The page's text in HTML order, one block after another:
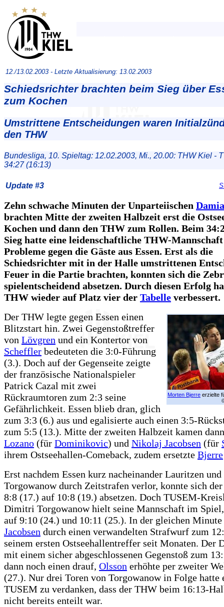
12./13.02.2003 - Letzte Aktualisierung: 13.02.2003
Schiedsrichter brachten beim Sieg über
zum Kochen
Umstrittene Entscheidungen waren
den THW
Bundesliga, 10. Spieltag: 12.02.2003, Mi., 20.00: THW Kiel -
34:27 (16:13)
Update #3
Zehn schwache Minuten der Unparteiischen
brachten Mitte der zweiten Halbzeit erst die
Kochen und dann den THW zum Rollen. Beim
Sieg hatte eine leidenschaftliche THW-
Probleme gegen die Gäste aus Essen. Erst als die
Schiedsrichter mit in der Halle umstrittenen
Feuer in die Partie brachten, konnten sich die
spielentscheidend absetzen. Durch diesen Erfolg
THW wieder auf Platz vier der Tabelle verbessert.
Morten Bjerre erzielte
Der THW legte gegen Essen einen
Blitzstart hin. Zwei Gegenstoßtreffer
von Lövgren und ein Kontertor von
Scheffler bedeuteten die 3:0-Führung
(3.). Doch auf der Gegenseite zeigte
der französische Nationalspieler
Patrick Cazal mit zwei
Rückraumtoren zum 2:3 seine
Gefährlichkeit. Essen blieb dran, glich
zum 3:3 (6.) aus und egalisierte auch einen 3:5-
zum 5:5 (13.). Mitte der zweiten Halbzeit kamen
Lozano (für Dominikovic) und Nikolaj Jacobsen (für
ihrem Ostseehallen-Comeback, zudem ersetzte Bjerre
Erst nachdem Essen kurz nacheinander Lauritzen und
Torgowanow durch Zeitstrafen verlor, konnte sich
8:8 (17.) auf 10:8 (19.) absetzen. Doch TUSEM-
Dimitri Torgowanow hielt seine Mannschaft im
auf 9:10 (24.) und 10:11 (25.). In der gleichen
Jacobsen durch einen verwandelten Strafwurf zum
seinem ersten Ostseehallentreffer seit Monaten. Der
mit einem sicher abgeschlossenen Gegenstoß zum
dann noch einen drauf, Olsson erhöhte per zweiter
(27.). Nur drei Toren von Torgowanow in Folge hatte
TUSEM zu verdanken, dass der THW beim 16:13-
nicht bereits enteilt war.